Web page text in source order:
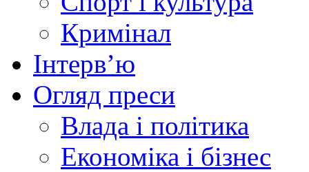
Кримінал
Інтерв’ю
Огляд преси
Влада і політика
Економіка і бізнес